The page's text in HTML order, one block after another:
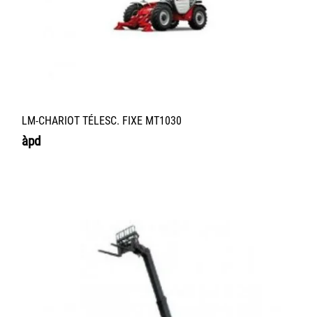
LM-CHARIOT TÉLESC. FIXE MT1030
àpd